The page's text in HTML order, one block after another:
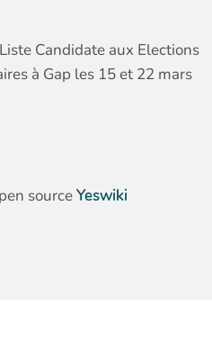
Candidate aux Elections
à Gap les 15 et 22 mars
sourceYeswiki